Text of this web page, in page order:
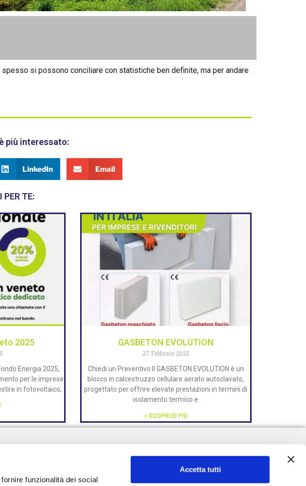
funzionalità dei social
Accetta tutti
si possono conciliare con statistiche ben definite, ma per andare
più interessato:
LinkedIn Email
PER TE:
2025
Energia 2025,
per le imprese
in fotovoltaico,
GASBETON EVOLUTION
27 Febbraio 2025
Chiedi un Preventivo Il GASBETON EVOLUTION è un
blocco in calcestruzzo cellulare aerato autoclavato,
progettato per offrire elevate prestazioni in termini di
isolamento termico e
» SCOPRI DI PIÙ